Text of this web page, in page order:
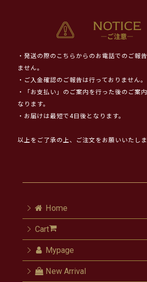
・発送の際のこちらからのお電話でのご報
ません。
・ご入金確認のご報告は行っておりません。
・「お支払い」のご案内を行った後のご案
なります。
・お届けは最短で4日後となります。
以上をご了承の上、ご注文をお願いいたしま
Home
Cart
Mypage
New Arrival